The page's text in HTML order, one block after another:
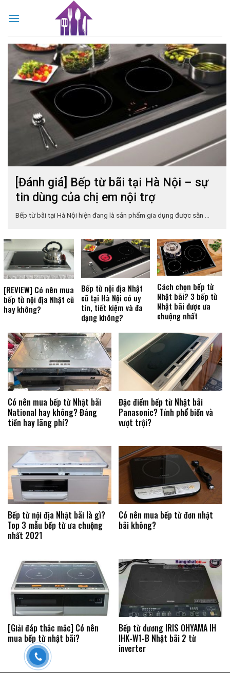
[Đánh giá] Bếp từ bãi tại Hà Nội – sự
tin dùng của chị em nội trợ
Bếp từ bãi tại Hà Nội hiện đang là sản phẩm gia dụng được săn ...
[REVIEW] Có nên mua
bếp từ nội địa Nhật cũ
hay không?
Bếp từ nội địa Nhật
cũ tại Hà Nội có uy
tín, tiết kiệm và đa
dạng không?
Cách chọn bếp từ
Nhật bãi? 3 bếp từ
Nhật bãi được ưa
chuộng nhất
Có nên mua bếp từ Nhật bãi
National hay không? Đáng
tiền hay lãng phí?
Đặc điểm bếp từ Nhật bãi
Panasonic? Tính phổ biến và
vượt trội?
Bếp từ nội địa Nhật bãi là gì?
Top 3 mẫu bếp từ ưa chuộng
nhất 2021
Có nên mua bếp từ đơn nhật
bãi không?
[Giải đáp thắc mắc] Có nên
mua bếp từ nhật bãi?
Bếp từ dương IRIS OHYAMA IH
IHK-W1-B Nhật bãi 2 từ
inverter